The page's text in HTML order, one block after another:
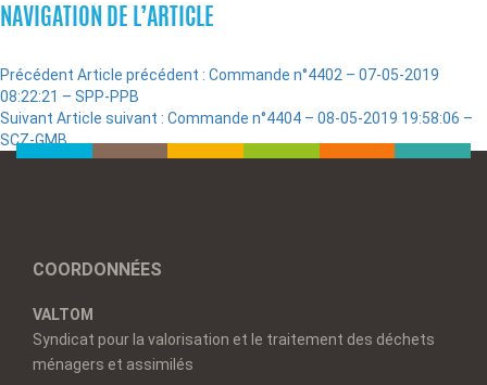
NAVIGATION DE L’ARTICLE
Précédent Article précédent : Commande n°4402 – 07-05-2019
08:22:21 – SPP-PPB
Suivant Article suivant : Commande n°4404 – 08-05-2019 19:58:06 –
SCZ-GMB
COORDONNÉES
VALTOM
Syndicat pour la valorisation et le traitement des déchets
ménagers et assimilés